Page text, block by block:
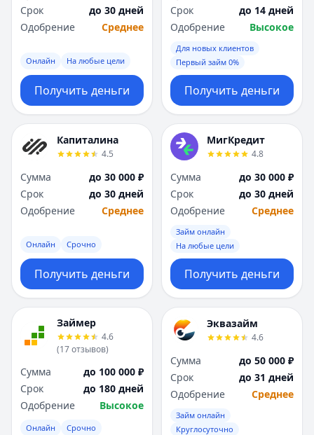
Срок
до 30 дней
Одобрение
Среднее
Онлайн На любые цели
Получить деньги
Срок
до 14 дней
Одобрение
Высокое
Для новых клиентов
Первый займ 0%
Получить деньги
Капиталина
4.5
Сумма
до 30 000 ₽
Срок
до 30 дней
Одобрение
Среднее
Онлайн Срочно
Получить деньги
МигКредит
4.8
Сумма
до 30 000 ₽
Срок
до 30 дней
Одобрение
Среднее
Займ онлайн
На любые цели
Получить деньги
Займер
4.6
(17отзывов)
Сумма
до 100 000 ₽
Срок
до 180 дней
Одобрение
Высокое
Онлайн Срочно
Эквазайм
4.6
Сумма
до 50 000 ₽
Срок
до 31 дней
Одобрение
Среднее
Займ онлайн
Круглосуточно